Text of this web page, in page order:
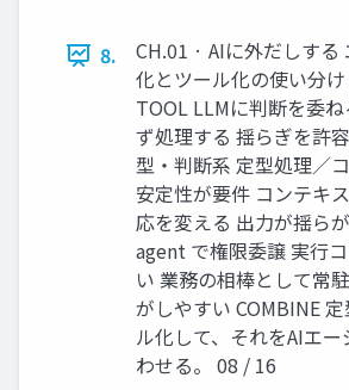
8.
CH.01 · AIに外だしする
化とツール化の使い分け
TOOL LLMに判断を委
ず処理する 揺らぎを許
型・判断系 定型処理／
安定性が要件 コンテキ
応を変える 出力が揺ら
agent で権限委譲 実行
い 業務の相棒として常
がしやすい COMBINE
ル化して、それをAIエ
わせる。 08 / 16